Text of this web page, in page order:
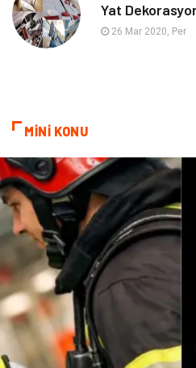
Telekomünikasyon
Periyodik Kontrol
Bakım
Yat
26 Mar 2020, Per
MİNİ KONU